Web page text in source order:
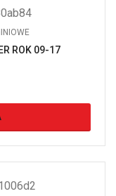
ROK 09-17